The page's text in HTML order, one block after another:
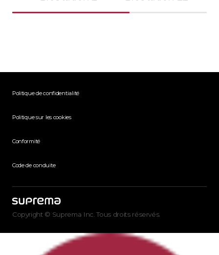
Politique de confidentialité
Politique sur les cookies
Conformité
Code de conduite
Copyright © Suprema Inc. Tous droits réservés.